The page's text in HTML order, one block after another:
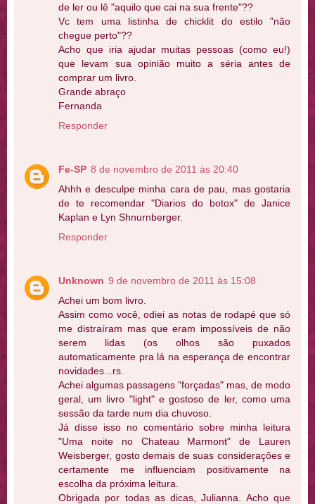
de ler ou lê "aquilo que cai na sua frente"??
Vc tem uma listinha de chicklit do estilo "não
chegue perto"??
Acho que iria ajudar muitas pessoas (como eu!)
que levam sua opinião muito a séria antes de
comprar um livro.
Grande abraço
Fernanda
Responder
Fe-SP 8 de novembro de 2011 às 20:40
Ahhh e desculpe minha cara de pau, mas gostaria
de te recomendar "Diarios do botox" de Janice
Kaplan e Lyn Shnurnberger.
Responder
Unknown 9 de novembro de 2011 às 15:08
Achei um bom livro.
Assim como você, odiei as notas de rodapé que só
me distraíram mas que eram impossíveis de não
serem lidas (os olhos são puxados
automaticamente pra lá na esperança de encontrar
novidades...rs.
Achei algumas passagens "forçadas" mas, de modo
geral, um livro "light" e gostoso de ler, como uma
sessão da tarde num dia chuvoso.
Já disse isso no comentário sobre minha leitura
"Uma noite no Chateau Marmont" de Lauren
Weisberger, gosto demais de suas considerações e
certamente me influenciam positivamente na
escolha da próxima leitura.
Obrigada por todas as dicas, Julianna. Acho que